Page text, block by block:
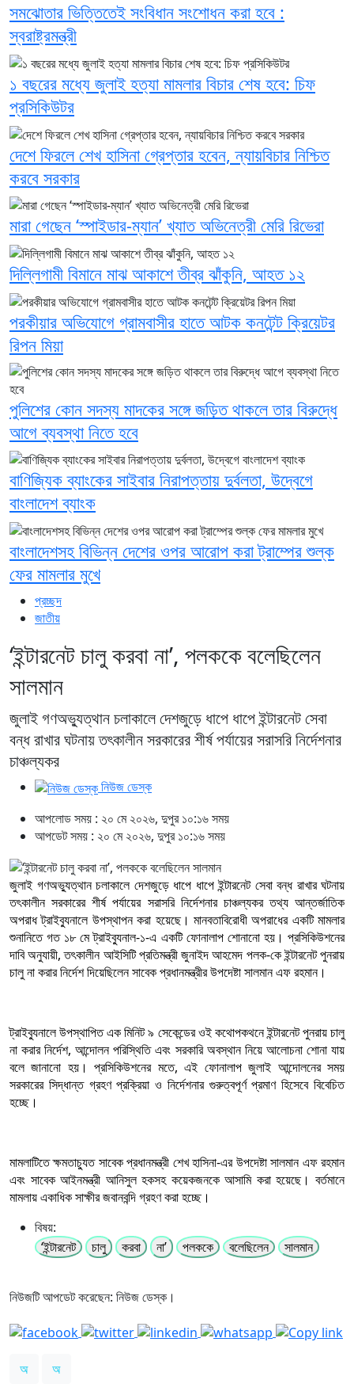
প্রচ্ছদ
জাতীয়
‘ইন্টারনেট চালু করবা না’, পলককে বলেছিলেন
সালমান
জুলাই গণঅভ্যুত্থান চলাকালে দেশজুড়ে ধাপে ধাপে ইন্টারনেট সেবা
বন্ধ রাখার ঘটনায় তৎকালীন সরকারের শীর্ষ পর্যায়ের সরাসরি নির্দেশনার
চাঞ্চল্যকর
নিউজ ডেস্ক
আপলোড সময় : ২০ মে ২০২৬, দুপুর ১০:১৬ সময়
আপডেট সময় : ২০ মে ২০২৬, দুপুর ১০:১৬ সময়
জুলাই গণঅভ্যুত্থান চলাকালে দেশজুড়ে ধাপে ধাপে ইন্টারনেট সেবা বন্ধ রাখার ঘটনায়
তৎকালীন সরকারের শীর্ষ পর্যায়ের সরাসরি নির্দেশনার চাঞ্চল্যকর তথ্য আন্তর্জাতিক
অপরাধ ট্রাইব্যুনালে উপস্থাপন করা হয়েছে। মানবতাবিরোধী অপরাধের একটি মামলার
শুনানিতে গত ১৮ মে ট্রাইব্যুনাল-১-এ একটি ফোনালাপ শোনানো হয়। প্রসিকিউশনের
দাবি অনুযায়ী, তৎকালীন আইসিটি প্রতিমন্ত্রী জুনাইদ আহমেদ পলক-কে ইন্টারনেট পুনরায়
চালু না করার নির্দেশ দিয়েছিলেন সাবেক প্রধানমন্ত্রীর উপদেষ্টা সালমান এফ রহমান।
ট্রাইব্যুনালে উপস্থাপিত এক মিনিট ৯ সেকেন্ডের ওই কথোপকথনে ইন্টারনেট পুনরায় চালু
না করার নির্দেশ, আন্দোলন পরিস্থিতি এবং সরকারি অবস্থান নিয়ে আলোচনা শোনা যায়
বলে জানানো হয়। প্রসিকিউশনের মতে, এই ফোনালাপ জুলাই আন্দোলনের সময়
সরকারের সিদ্ধান্ত গ্রহণ প্রক্রিয়া ও নির্দেশনার গুরুত্বপূর্ণ প্রমাণ হিসেবে বিবেচিত
হচ্ছে।
মামলাটিতে ক্ষমতাচ্যুত সাবেক প্রধানমন্ত্রী শেখ হাসিনা-এর উপদেষ্টা সালমান এফ রহমান
এবং সাবেক আইনমন্ত্রী আনিসুল হকসহ কয়েকজনকে আসামি করা হয়েছে। বর্তমানে
মামলায় একাধিক সাক্ষীর জবানবন্দি গ্রহণ করা হচ্ছে।
বিষয়:
‘ইন্টারনেট
চালু করবা না’ পলককে বলেছিলেন সালমান
নিউজটি আপডেট করেছেন: নিউজ ডেস্ক।
অ অ
সমঝোতার ভিত্তিতেই সংবিধান সংশোধন করা হবে :
স্বরাষ্ট্রমন্ত্রী
১ বছরের মধ্যে জুলাই হত্যা মামলার বিচার শেষ হবে: চিফ
প্রসিকিউটর
দেশে ফিরলে শেখ হাসিনা গ্রেপ্তার হবেন, ন্যায়বিচার নিশ্চিত
করবে সরকার
মারা গেছেন ‘স্পাইডার-ম্যান’ খ্যাত অভিনেত্রী মেরি রিভেরা
দিল্লিগামী বিমানে মাঝ আকাশে তীব্র ঝাঁকুনি, আহত ১২
পরকীয়ার অভিযোগে গ্রামবাসীর হাতে আটক কনটেন্ট ক্রিয়েটর
রিপন মিয়া
পুলিশের কোন সদস্য মাদকের সঙ্গে জড়িত থাকলে তার বিরুদ্ধে
আগে ব্যবস্থা নিতে হবে
বাণিজ্যিক ব্যাংকের সাইবার নিরাপত্তায় দুর্বলতা, উদ্বেগে
বাংলাদেশ ব্যাংক
বাংলাদেশসহ বিভিন্ন দেশের ওপর আরোপ করা ট্রাম্পের শুল্ক
ফের মামলার মুখে